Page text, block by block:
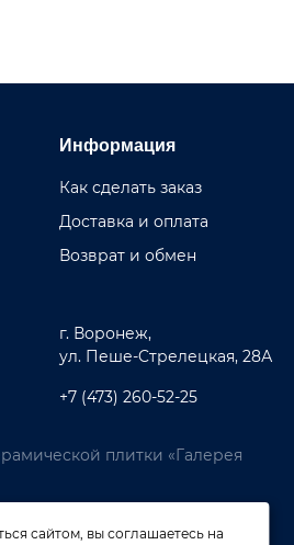
г. Воронеж,
ул. Пеше-Cтрелецкая, 28А
+7 (473) 260-52-25
Информация
Как сделать заказ
Доставка и оплата
Возврат и обмен
плитки «Галерея
сайтом, вы соглашаетесь на